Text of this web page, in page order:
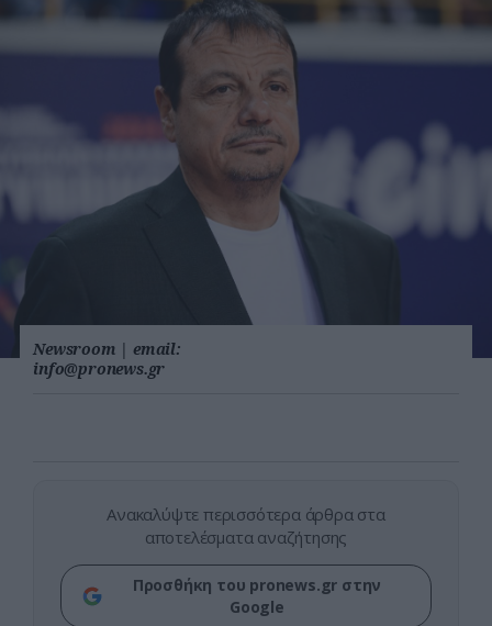
Newsroom | email:
info@pronews.gr
Ανακαλύψτε περισσότερα άρθρα στα
αποτελέσματα αναζήτησης
Προσθήκη του pronews.gr στην
Google